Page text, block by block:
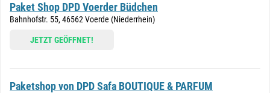
Paket Shop DPD Voerder Büdchen
Bahnhofstr. 55, 46562 Voerde (Niederrhein)
JETZT GEÖFFNET!
Paketshop von DPD Safa BOUTIQUE & PARFUM